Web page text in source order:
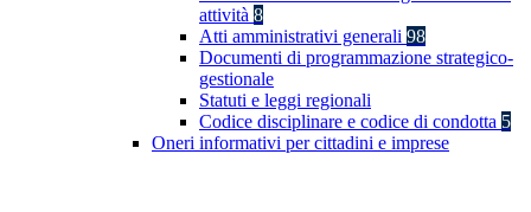
attività 8
Atti amministrativi generali 98
Documenti di programmazione strategico-
gestionale
Statuti e leggi regionali
Codice disciplinare e codice di condotta 5
Oneri informativi per cittadini e imprese